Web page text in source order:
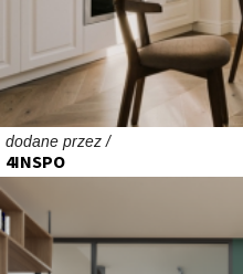
dodane przez /
4INSPO